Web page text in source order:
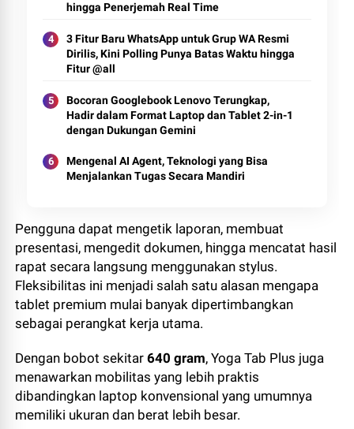
hingga Penerjemah Real Time
3 Fitur Baru WhatsApp untuk Grup WA Resmi
Dirilis, Kini Polling Punya Batas Waktu hingga
Fitur @all
Bocoran Googlebook Lenovo Terungkap,
Hadir dalam Format Laptop dan Tablet 2-in-1
dengan Dukungan Gemini
Mengenal AI Agent, Teknologi yang Bisa
Menjalankan Tugas Secara Mandiri
Pengguna dapat mengetik laporan, membuat
presentasi, mengedit dokumen, hingga mencatat hasil
rapat secara langsung menggunakan stylus.
Fleksibilitas ini menjadi salah satu alasan mengapa
tablet premium mulai banyak dipertimbangkan
sebagai perangkat kerja utama.
Dengan bobot sekitar640 gram, Yoga Tab Plus juga
menawarkan mobilitas yang lebih praktis
dibandingkan laptop konvensional yang umumnya
memiliki ukuran dan berat lebih besar.